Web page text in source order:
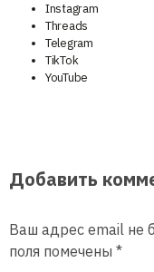
Instagram
Threads
Telegram
TikTok
YouTube
Добавить
Ваш адрес email не
поля помечены *